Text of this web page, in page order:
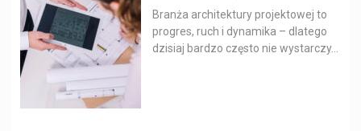
Branża architektury projektowej to
progres, ruch i dynamika – dlatego
dzisiaj bardzo często nie wystarczy...